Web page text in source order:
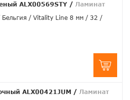
ALX00569STY / Ламинат
Бельгия Vitality Line 8 мм 32
ALX00421JUM / Ламинат